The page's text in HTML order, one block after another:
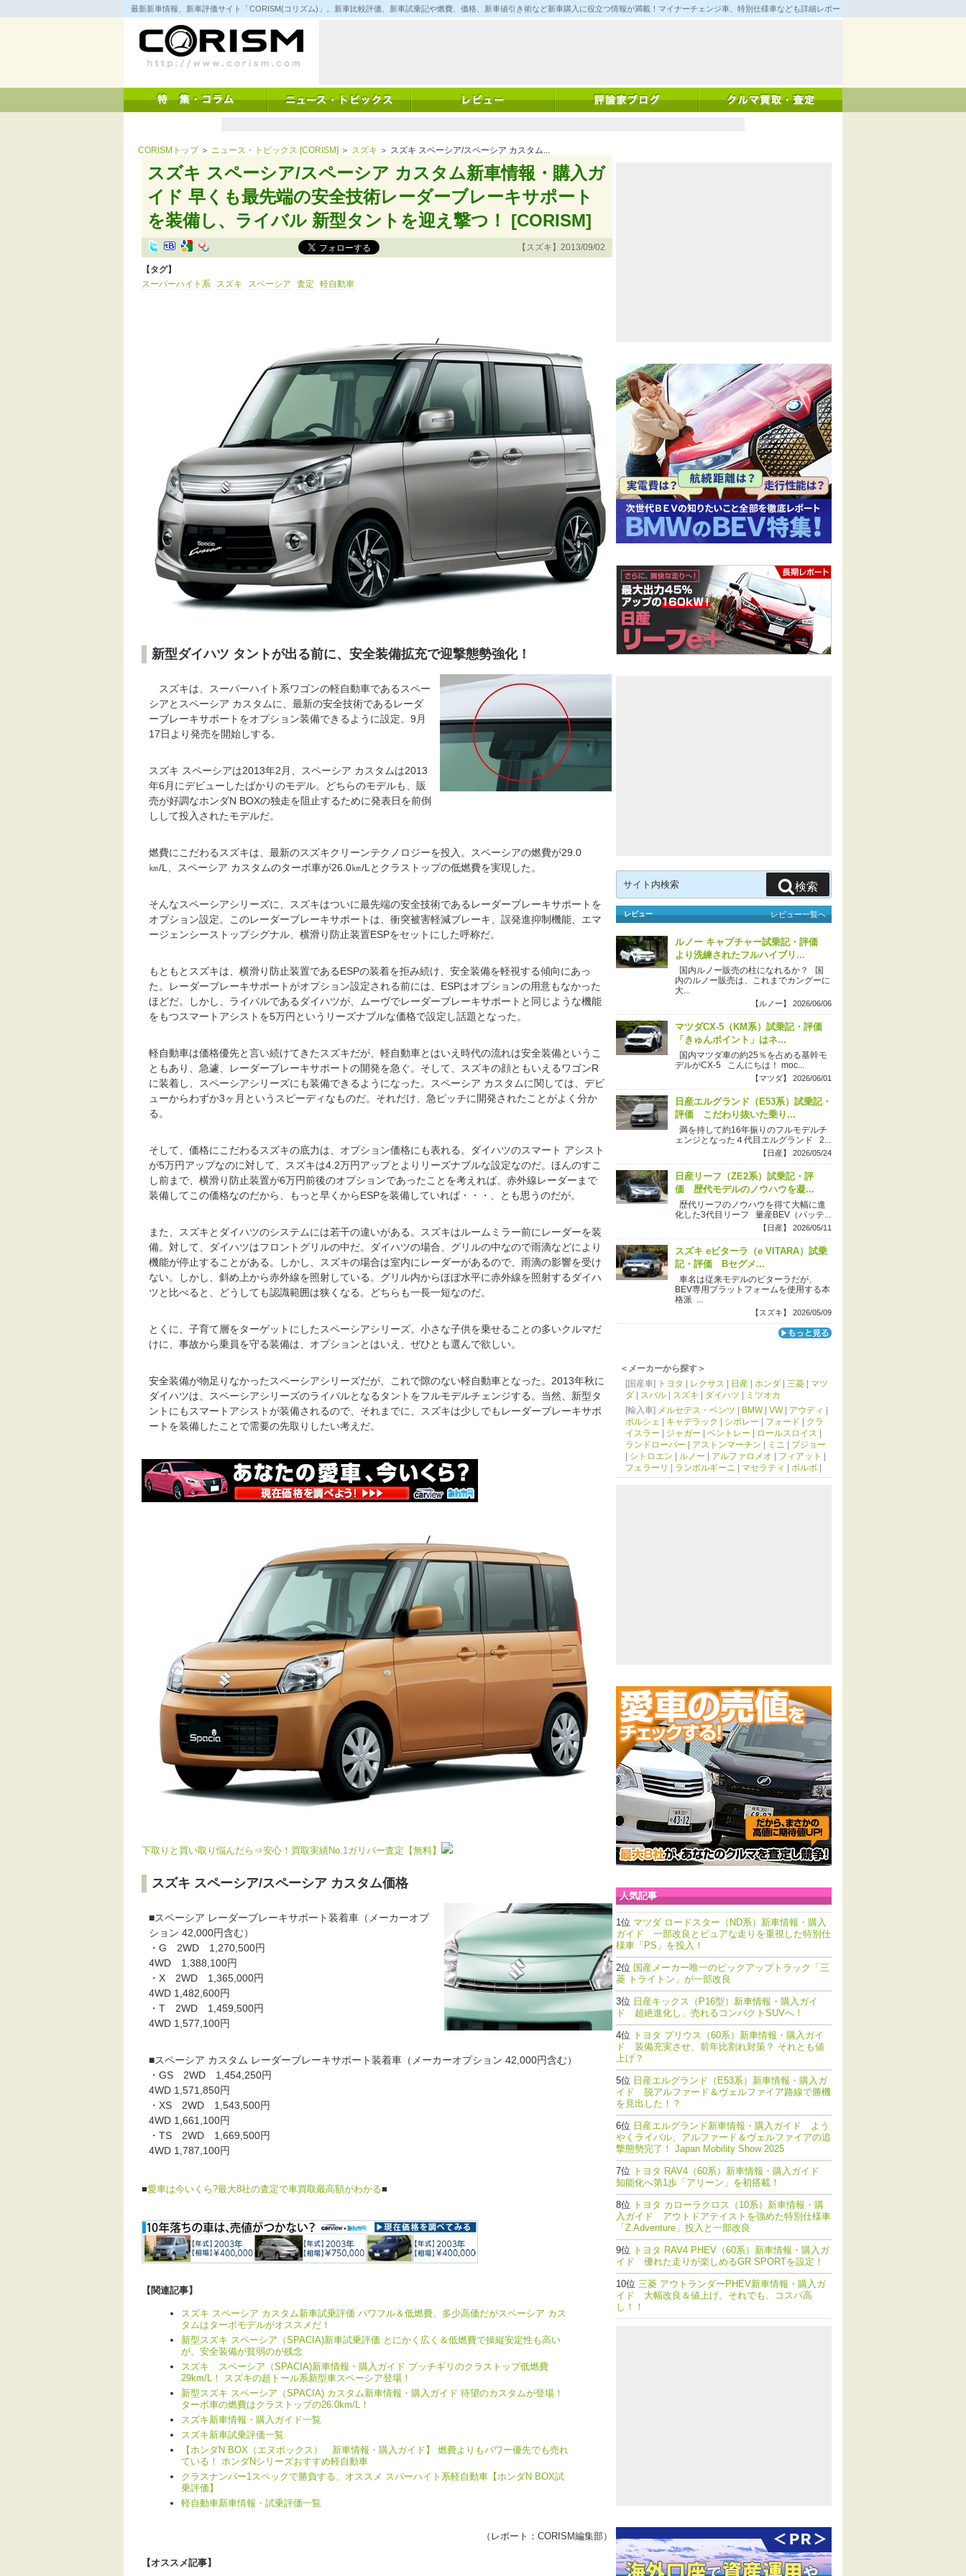
コ
ン
キ
ッ
最新新車情報、新車評価サイト「CORISM(コリズム)」。新車比較評価、新車試乗記や燃費、価格、新車値引き術など新車購入に役立つ情報が満載！マイナーチェンジ車、特別仕様車なども詳細レポート！
CORISMトップ＞ ニュース・トピックス [CORISM] ＞ スズキ ＞ スズキ スペーシア/スペーシア カスタム...
スズキ スペーシア/スペーシア カスタム新車情報・購入ガ
イド 早くも最先端の安全技術レーダーブレーキサポート
を装備し、ライバル 新型タントを迎え撃つ！ [CORISM]
【スズキ】2013/09/02
【タグ】
スーパーハイト系
スズキ スペーシア 査定 軽自動車
新型ダイハツ タントが出る前に、安全装備拡充で迎撃態勢強化！
スズキは、スーパーハイト系ワゴンの軽自動車であるスペー
シアとスペーシア カスタムに、最新の安全技術であるレーダ
ーブレーキサポートをオプション装備できるように設定。9月
17日より発売を開始しする。
スズキ スペーシアは2013年2月、スペーシア カスタムは2013
年6月にデビューしたばかりのモデル。どちらのモデルも、販
売が好調なホンダN BOXの独走を阻止するために発表日を前倒
しして投入されたモデルだ。
燃費にこだわるスズキは、最新のスズキクリーンテクノロジーを投入。スペーシアの燃費が29.0
㎞/L、スペーシア カスタムのターボ車が26.0㎞/Lとクラストップの低燃費を実現した。
そんなスペーシアシリーズに、スズキはついに最先端の安全技術であるレーダーブレーキサポートを
オプション設定。このレーダーブレーキサポートは、衝突被害軽減ブレーキ、誤発進抑制機能、エマ
ージェンシーストップシグナル、横滑り防止装置ESPをセットにした呼称だ。
もともとスズキは、横滑り防止装置であるESPの装着を拒み続け、安全装備を軽視する傾向にあっ
た。レーダーブレーキサポートがオプション設定される前には、ESPはオプションの用意もなかった
ほどだ。しかし、ライバルであるダイハツが、ムーヴでレーダーブレーキサポートと同じような機能
をもつスマートアシストを5万円というリーズナブルな価格で設定し話題となった。
軽自動車は価格優先と言い続けてきたスズキだが、軽自動車とはいえ時代の流れは安全装備というこ
ともあり、急遽、レーダーブレーキサポートの開発を急ぐ。そして、スズキの顔ともいえるワゴンR
に装着し、スペーシアシリーズにも装備できるようになった。スペーシア カスタムに関しては、デビ
ューからわずか3ヶ月というスピーディなものだ。それだけ、急ピッチに開発されたことがよく分か
る。
そして、価格にこだわるスズキの底力は、オプション価格にも表れる。ダイハツのスマート アシスト
が5万円アップなのに対して、スズキは4.2万円アップとよりリーズナブルな設定なのだ。ほんのすこ
し前まで、横滑り防止装置が6万円前後のオプションであったことを考えれば、赤外線レーダーまで
装備してこの価格なのだから、もっと早くからESPを装備していれば・・・、とも思うのだが。
また、スズキとダイハツのシステムには若干の違いがある。スズキはルームミラー前にレーダーを装
備。対して、ダイハツはフロントグリルの中だ。ダイハツの場合、グリルの中なので雨滴などにより
機能が停止することがある。しかし、スズキの場合は室内にレーダーがあるので、雨滴の影響を受け
ない。しかし、斜め上から赤外線を照射している。グリル内からほぼ水平に赤外線を照射するダイハ
ツと比べると、どうしても認識範囲は狭くなる。どちらも一長一短なのだ。
とくに、子育て層をターゲットにしたスペーシアシリーズ。小さな子供を乗せることの多いクルマだ
けに、事故から乗員を守る装備は、オプションとはいえ、ぜひとも選んで欲しい。
安全装備が物足りなかったスペーシアシリーズだが、これで隙のない軽自動車となった。2013年秋に
ダイハツは、スペーシアシリーズのライバルとなるタントをフルモデルチェンジする。当然、新型タ
ントにもスマートアシストが装備されるので、それまでに、スズキは少しでもレーダーブレーキサポ
ートを装備したことで需要の先取りしたい考えだ。
下取りと買い取り悩んだら⇒安心！買取実績No.1ガリバー査定【無料】
スズキ スペーシア/スペーシア カスタム価格
■スペーシア レーダーブレーキサポート装着車（メーカーオプ
ション 42,000円含む）
・G 2WD 1,270,500円
4WD 1,388,100円
・X 2WD 1,365,000円
4WD 1,482,600円
・T 2WD 1,459,500円
4WD 1,577,100円
■スペーシア カスタム レーダーブレーキサポート装着車（メーカーオプション 42,000円含む）
・GS 2WD 1,454,250円
4WD 1,571,850円
・XS 2WD 1,543,500円
4WD 1,661,100円
・TS 2WD 1,669,500円
4WD 1,787,100円
■愛車は今いくら?最大8社の査定で車買取最高額がわかる■
【関連記事】
スズキ スペーシア カスタム新車試乗評価 パワフル＆低燃費、多少高価だがスペーシア カス
タムはターボモデルがオススメだ！
新型スズキ スペーシア（SPACIA)新車試乗評価 とにかく広く＆低燃費で操縦安定性も高い
が、安全装備が貧弱のが残念
スズキ スペーシア（SPACIA)新車情報・購入ガイド ブッチギリのクラストップ低燃費
29km/L！ スズキの超トール系新型車スペーシア登場！
新型スズキ スペーシア（SPACIA) カスタム新車情報・購入ガイド 待望のカスタムが登場！
ターボ車の燃費はクラストップの26.0km/L！
スズキ新車情報・購入ガイド一覧
スズキ新車試乗評価一覧
【ホンダN BOX（エヌボックス） 新車情報・購入ガイド】 燃費よりもパワー優先でも売れ
ている！ ホンダNシリーズおすすめ軽自動車
クラスナンバー1スペックで勝負する、オススメ スパーハイト系軽自動車【ホンダN BOX試
乗評価】
軽自動車新車情報・試乗評価一覧
（レポート： CORISM編集部）
【オススメ記事】
索:
検索
レビュー レビュー一覧へ
ルノー キャプチャー試乗記・評価
より洗練されたフルハイブリ...
国内ルノー販売の柱になれるか？ 国
内のルノー販売は、これまでカングーに
大...
【ルノー】 2026/06/06
マツダCX-5（KM系）試乗記・評価
「きゅんポイント」はネ...
国内マツダ車の約25％を占める基幹モ
デルがCX-5 こんにちは！ moc...
【マツダ】 2026/06/01
日産エルグランド（E53系）試乗記・
評価 こだわり抜いた乗り...
満を持して約16年振りのフルモデルチ
ェンジとなった４代目エルグランド 2...
【日産】 2026/05/24
日産リーフ（ZE2系）試乗記・評
価 歴代モデルのノウハウを凝...
歴代リーフのノウハウを得て大幅に進
化した3代目リーフ 量産BEV（バッテ...
【日産】 2026/05/11
スズキ eビターラ（e VITARA）試乗
記・評価 Bセグメ...
車名は従来モデルのビターラだが、
BEV専用プラットフォームを使用する本
格派 ...
【スズキ】 2026/05/09
＜メーカーから探す＞
[国産車] トヨタ レクサス 日産 ホンダ 三菱
マツ
ダ
スバル スズキ ダイハツ
ミツオカ
[輸入車] メルセデス・ベンツ BMW| VW| アウディ
ポルシェ
キャデラック シボレー フォード
クラ
イスラー
ジャガー ベントレー ロールスロイス
ランドローバー
アストンマーチン ミニ
プジョー
シトロエン ルノー アルファロメオ フィアット
フェラーリ
ランボルギーニ マセラティ ボルボ
人気記事
マツダ ロードスター（ND系）新車情報・購入
ガイド 一部改良とピュアな走りを重視した特別仕
様車「PS」を投入！
国産メーカー唯一のピックアップトラック「三
菱 トライトン」が一部改良
日産キックス（P16型）新車情報・購入ガイ
ド 超絶進化し、売れるコンパクトSUVへ！
トヨタ プリウス（60系）新車情報・購入ガイ
ド 装備充実させ、前年比割れ対策？ それとも値
上げ？
日産エルグランド（E53系）新車情報・購入ガ
イド 脱アルファード＆ヴェルファイア路線で勝機
を見出した！？
日産エルグランド新車情報・購入ガイド よう
やくライバル、アルファード＆ヴェルファイアの追
撃態勢完了！ Japan Mobility Show 2025
トヨタ RAV4（60系）新車情報・購入ガイド
知能化へ第1歩「アリーン」を初搭載！
トヨタ カローラクロス（10系）新車情報・購
入ガイド アウトドアテイストを強めた特別仕様車
「Z Adventure」投入と一部改良
トヨタ RAV4 PHEV（60系）新車情報・購入ガ
イド 優れた走りが楽しめるGR SPORTを設定！
三菱 アウトランダーPHEV新車情報・購入ガ
イド 大幅改良＆値上げ。それでも、コスパ高
し！！